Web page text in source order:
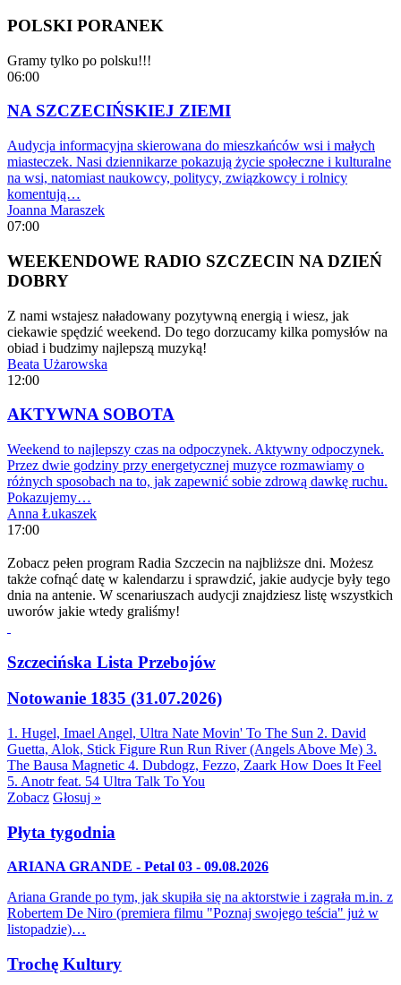
POLSKI PORANEK
Gramy tylko po polsku!!!
06:00
NA SZCZECIŃSKIEJ ZIEMI
Audycja informacyjna skierowana do mieszkańców wsi i małych
miasteczek. Nasi dziennikarze pokazują życie społeczne i kulturalne
na wsi, natomiast naukowcy, politycy, związkowcy i rolnicy
komentują…
Joanna Maraszek
07:00
WEEKENDOWE RADIO SZCZECIN NA DZIEŃ
DOBRY
Z nami wstajesz naładowany pozytywną energią i wiesz, jak
ciekawie spędzić weekend. Do tego dorzucamy kilka pomysłów na
obiad i budzimy najlepszą muzyką!
Beata Użarowska
12:00
AKTYWNA SOBOTA
Weekend to najlepszy czas na odpoczynek. Aktywny odpoczynek.
Przez dwie godziny przy energetycznej muzyce rozmawiamy o
różnych sposobach na to, jak zapewnić sobie zdrową dawkę ruchu.
Pokazujemy…
Anna Łukaszek
17:00
Zobacz pełen program Radia Szczecin na najbliższe dni. Możesz
także cofnąć datę w kalendarzu i sprawdzić, jakie audycje były tego
dnia na antenie. W scenariuszach audycji znajdziesz listę wszystkich
uworów jakie wtedy graliśmy!
Szczecińska Lista Przebojów
Notowanie 1835 (31.07.2026)
1. Hugel, Imael Angel, Ultra Nate Movin' To The Sun 2. David
Guetta, Alok, Stick Figure Run Run River (Angels Above Me) 3.
The Bausa Magnetic 4. Dubdogz, Fezzo, Zaark How Does It Feel
5. Anotr feat. 54 Ultra Talk To You
Zobacz Głosuj »
Płyta tygodnia
ARIANA GRANDE - Petal 03 - 09.08.2026
Ariana Grande po tym, jak skupiła się na aktorstwie i zagrała m.in. z
Robertem De Niro (premiera filmu "Poznaj swojego teścia" już w
listopadzie)…
Trochę Kultury